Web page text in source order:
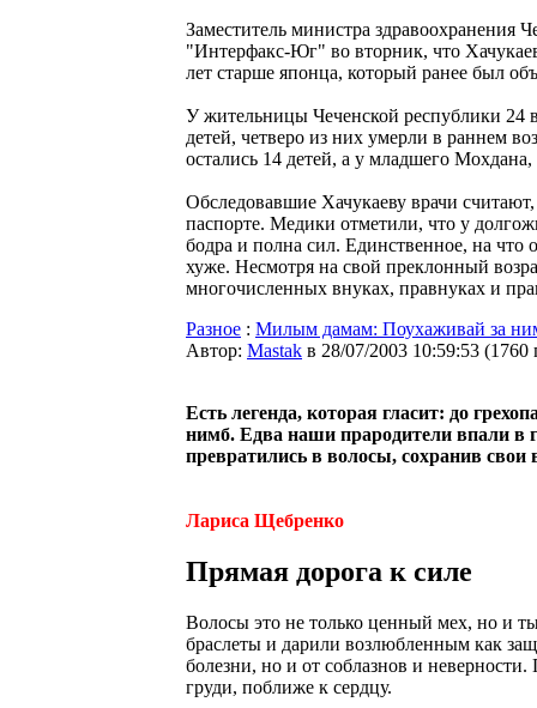
Заместитель министра здравоохранения
"Интерфакс-Юг" во вторник, что
лет старше японца, который ранее был
У жительницы Чеченской республики 24
детей, четверо из них умерли в раннем
остались 14 детей, а у младшего
Обследовавшие Хачукаеву врачи
паспорте. Медики отметили, что у
бодра и полна сил. Единственное, на что
хуже. Несмотря на свой преклонный
многочисленных внуках, правнуках и
Разное : Милым дамам: Поухаживай за
Автор: Мastak в 28/07/2003 10:59:53 (1760
Есть легенда, которая гласит: до
нимб. Едва наши прародители впали в
превратились в волосы, сохранив
Лариса Щебренко
Прямая дорога к силе
Волосы это не только ценный мех, но и
браслеты и дарили возлюбленным как
болезни, но и от соблазнов и
груди, поближе к сердцу.